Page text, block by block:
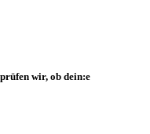
wir, ob dein:e